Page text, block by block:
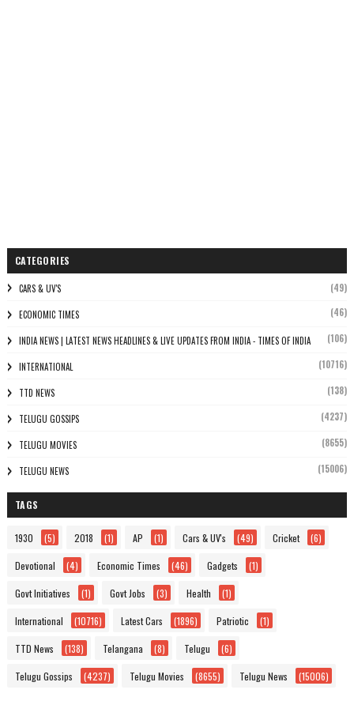
CATEGORIES
CARS & UV'S (49)
ECONOMIC TIMES (46)
INDIA NEWS | LATEST NEWS HEADLINES & LIVE UPDATES FROM INDIA - TIMES OF INDIA (106)
INTERNATIONAL (10716)
TTD NEWS (138)
TELUGU GOSSIPS (4237)
TELUGU MOVIES (8655)
TELUGU NEWS (15006)
TAGS
1930 (5) 2018 (1) AP (1) Cars & UV's (49) Cricket (6)
Devotional (4) Economic Times (46) Gadgets (1)
Govt Initiatives (1) Govt Jobs (3) Health (1)
International (10716) Latest Cars (1896) Patriotic (1)
TTD News (138) Telangana (8) Telugu (6)
Telugu Gossips (4237) Telugu Movies (8655) Telugu News (15006)